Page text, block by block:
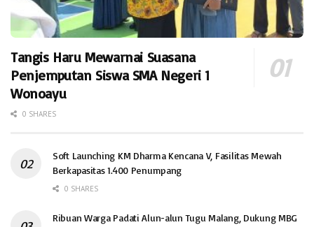
Tangis Haru Mewarnai Suasana
Penjemputan Siswa SMA Negeri 1
Wonoayu
0 SHARES
Soft Launching KM Dharma Kencana V, Fasilitas Mewah
Berkapasitas 1.400 Penumpang
0 SHARES
Ribuan Warga Padati Alun-alun Tugu Malang, Dukung MBG